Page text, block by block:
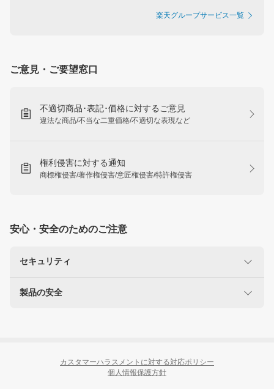
楽天グループサービス一覧
ご意見・ご要望窓口
不適切商品･表記･価格に対するご意見
違法な商品/不当な二重価格/不適切な表現など
権利侵害に対する通知
商標権侵害/著作権侵害/意匠権侵害/特許権侵害
安心・安全のためのご注意
セキュリティ
楽天を装った不正にご注意ください
製品の安全
カスタマーハラスメントに対する対応ポリシー
個人情報保護方針